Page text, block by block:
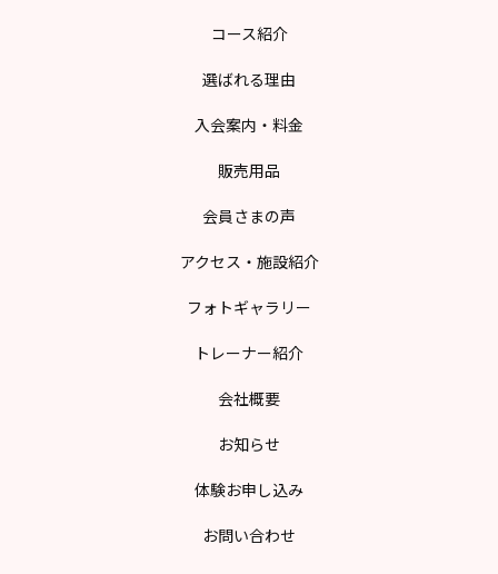
コース紹介
選ばれる理由
入会案内・料金
販売用品
会員さまの声
アクセス・施設紹介
フォトギャラリー
トレーナー紹介
会社概要
お知らせ
体験お申し込み
お問い合わせ